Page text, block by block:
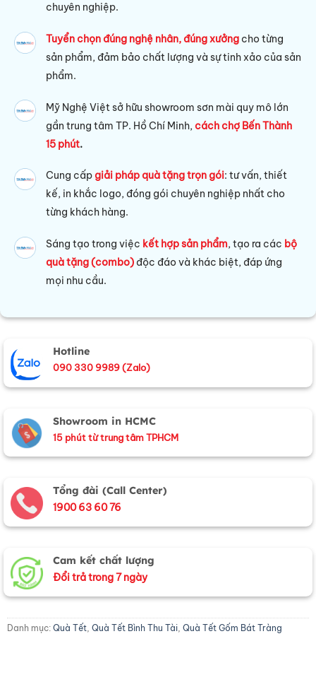
chuyên nghiệp.
Tuyển chọn đúng nghệ nhân, đúng xưởng cho từng
sản phẩm, đảm bảo chất lượng và sự tinh xảo của sản
phẩm.
Mỹ Nghệ Việt sở hữu showroom sơn mài quy mô lớn
gần trung tâm TP. Hồ Chí Minh,cách chợ Bến Thành
15 phút.
Cung cấpgiải pháp quà tặng trọn gói: tư vấn, thiết
kế, in khắc logo, đóng gói chuyên nghiệp nhất cho
từng khách hàng.
Sáng tạo trong việc kết hợp sản phẩm, tạo ra các bộ
quà tặng (combo) độc đáo và khác biệt, đáp ứng
mọi nhu cầu.
Hotline
090 330 9989 (Zalo)
Showroom in HCMC
15 phút từ trung tâm TPHCM
Tổng đài (Call Center)
1900 63 60 76
Cam kết chất lượng
Đổi trả trong 7 ngày
Danh mục: Quà Tết, Quà Tết Bình Thu Tài, Quà Tết Gốm Bát Tràng